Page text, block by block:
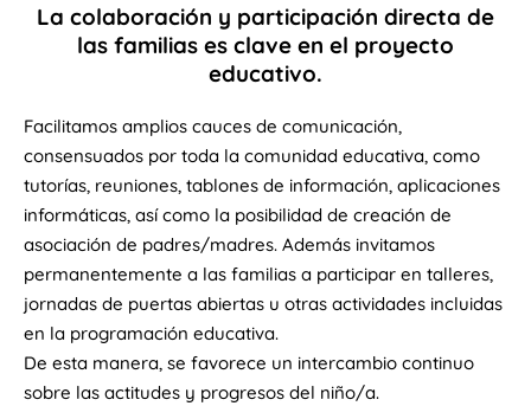
La colaboración y participación directa de
las familias es clave en el proyecto
educativo.
Facilitamos amplios cauces de comunicación,
consensuados por toda la comunidad educativa, como
tutorías, reuniones, tablones de información, aplicaciones
informáticas, así como la posibilidad de creación de
asociación de padres/madres. Además invitamos
permanentemente a las familias a participar en talleres,
jornadas de puertas abiertas u otras actividades incluidas
en la programación educativa.
De esta manera, se favorece un intercambio continuo
sobre las actitudes y progresos del niño/a.